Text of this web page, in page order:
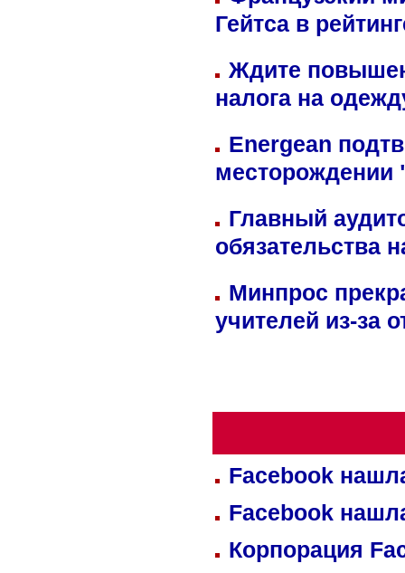
Гейтса в
Ждите
налога на
Energean
Главный
обязательства
Минпрос
учителей из-за
Facebook
Facebook
Корпорация